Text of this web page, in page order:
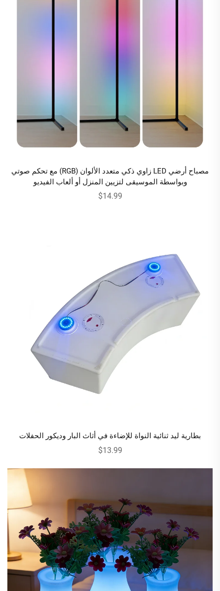
مصباح أرضي LED زاوي ذكي متعدد الألوان (RGB) مع تحكم صوتي
وبواسطة الموسيقى لتزيين المنزل أو ألعاب الفيديو
$14.99
بطارية ليد ثنائية النواة للإضاءة في أثاث البار وديكور الحفلات
$13.99